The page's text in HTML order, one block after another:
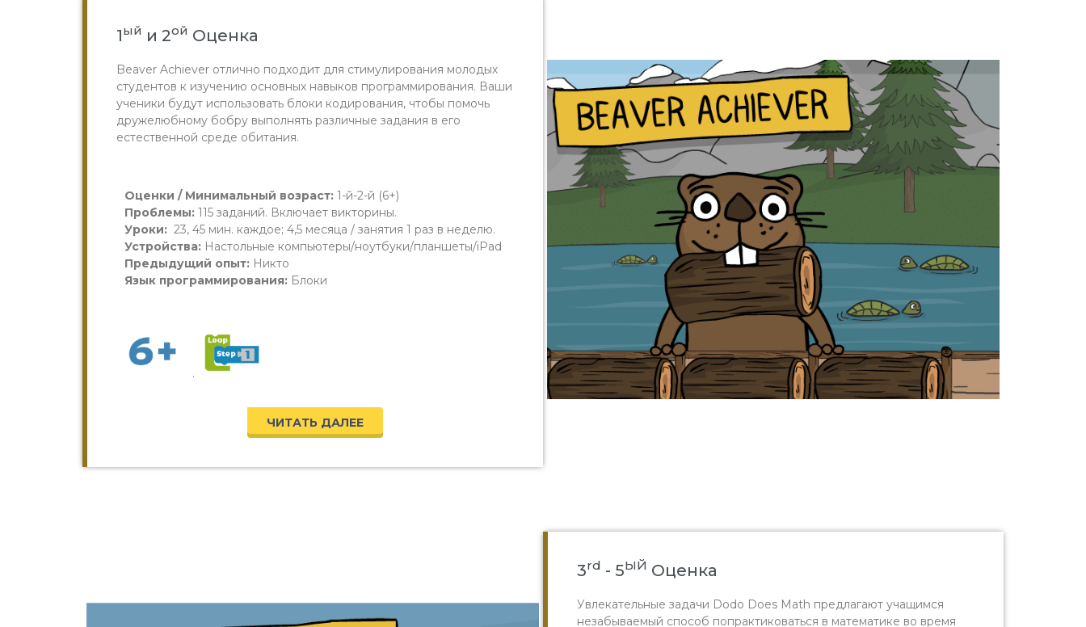
1ый и 2ой Оценка
Beaver Achiever отлично подходит для стимулирования молодых
студентов к изучению основных навыков программирования. Ваши
ученики будут использовать блоки кодирования, чтобы помочь
дружелюбному бобру выполнять различные задания в его
естественной среде обитания.
Оценки / Минимальный возраст: 1-й-2-й (6+)
Проблемы: 115 заданий. Включает викторины.
Уроки: 23, 45 мин. каждое; 4,5 месяца / занятия 1 раз в неделю.
Устройства: Настольные компьютеры/ноутбуки/планшеты/iPad
Предыдущий опыт: Никто
Язык программирования: Блоки
.
ЧИТАТЬ ДАЛЕЕ
3rd - 5ЫЙ Оценка
Увлекательные задачи Dodo Does Math предлагают учащимся
незабываемый способ попрактиковаться в математике во время